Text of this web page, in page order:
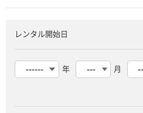
レンタル開始日
年 月